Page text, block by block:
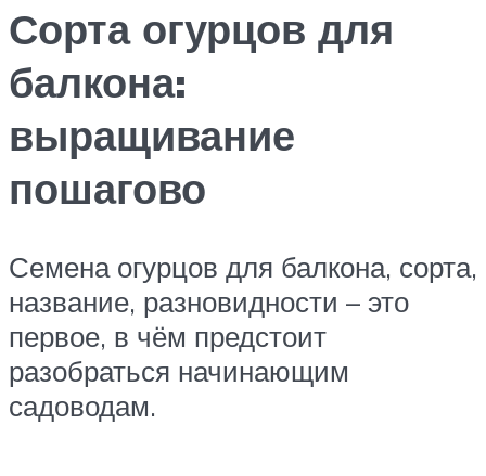
Сорта огурцов для
балкона:
выращивание
пошагово
Семена огурцов для балкона, сорта,
название, разновидности – это
первое, в чём предстоит
разобраться начинающим
садоводам.